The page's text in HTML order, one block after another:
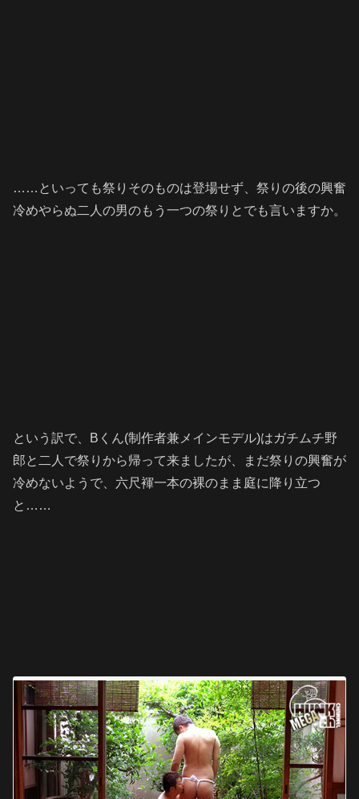
……といっても祭りそのものは登場せず、祭りの後の興奮
冷めやらぬ二人の男のもう一つの祭りとでも言いますか。
という訳で、Bくん(制作者兼メインモデル)はガチムチ野
郎と二人で祭りから帰って来ましたが、まだ祭りの興奮が
冷めないようで、六尺褌一本の裸のまま庭に降り立つ
と……